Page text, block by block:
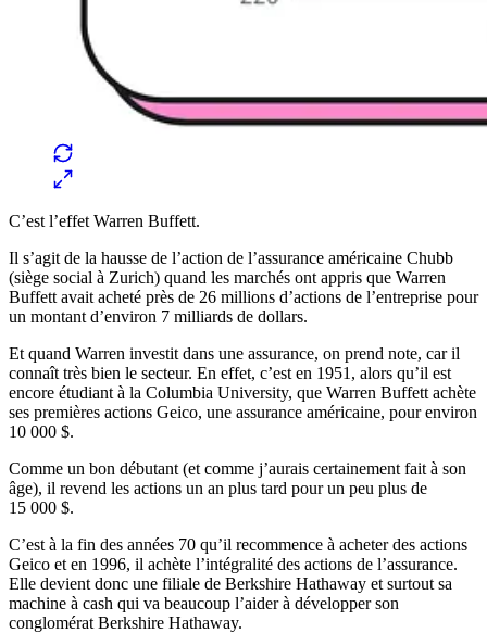
C’est l’effet Warren Buffett.
Il s’agit de la hausse de l’action de l’assurance américaine Chubb
(siège social à Zurich) quand les marchés ont appris que Warren
Buffett avait acheté près de 26 millions d’actions de l’entreprise pour
un montant d’environ 7 milliards de dollars.
Et quand Warren investit dans une assurance, on prend note, car il
connaît très bien le secteur. En effet, c’est en 1951, alors qu’il est
encore étudiant à la Columbia University, que Warren Buffett achète
ses premières actions Geico, une assurance américaine, pour environ
10 000 $.
Comme un bon débutant (et comme j’aurais certainement fait à son
âge), il revend les actions un an plus tard pour un peu plus de
15 000 $.
C’est à la fin des années 70 qu’il recommence à acheter des actions
Geico et en 1996, il achète l’intégralité des actions de l’assurance.
Elle devient donc une filiale de Berkshire Hathaway et surtout sa
machine à cash qui va beaucoup l’aider à développer son
conglomérat Berkshire Hathaway.